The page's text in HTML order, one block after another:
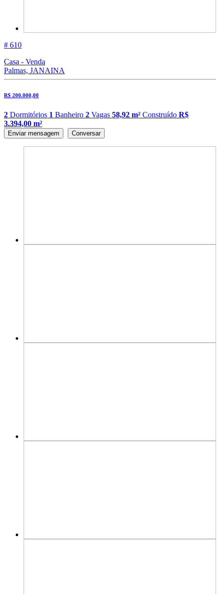
# 610
Casa - Venda
Palmas, JANAINA
R$ 200.000,00
2 Dormitórios 1 Banheiro 2 Vagas 58,92 m² Construído R$
3.394,00 m²
Enviar mensagem Conversar